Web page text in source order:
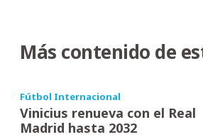
Más contenido de
Fútbol Internacional
Vinicius renueva con el Real
Madrid hasta 2032